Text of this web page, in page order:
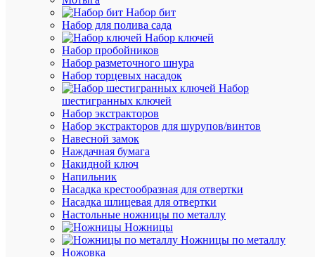
Набор бит
Набор для полива сада
Набор ключей
Набор пробойников
Набор разметочного шнура
Набор торцевых насадок
Набор
шестигранных ключей
Набор экстракторов
Набор экстракторов для шурупов/винтов
Навесной замок
Наждачная бумага
Накидной ключ
Напильник
Насадка крестообразная для отвертки
Насадка шлицевая для отвертки
Настольные ножницы по металлу
Ножницы
Ножницы по металлу
Ножовка
упак.